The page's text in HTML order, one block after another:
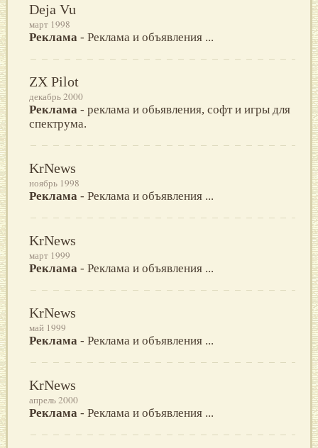
Deja Vu
март 1998
Реклама - Реклама и объявления ...
ZX Pilot
декабрь 2000
Реклама - реклама и обьявления, софт и игры для
спектрума.
KrNews
ноябрь 1998
Реклама - Реклама и объявления ...
KrNews
март 1999
Реклама - Реклама и объявления ...
KrNews
май 1999
Реклама - Реклама и объявления ...
KrNews
апрель 2000
Реклама - Реклама и объявления ...